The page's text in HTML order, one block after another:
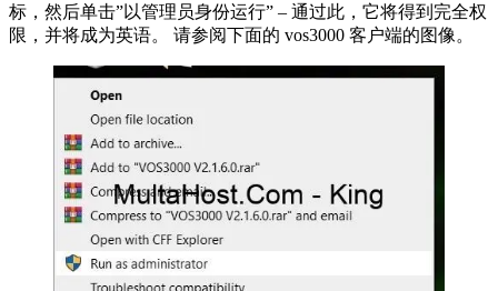
标，然后单击”以管理员身份运行” – 通过此，它将得到完全权
限，并将成为英语。 请参阅下面的 vos3000 客户端的图像。